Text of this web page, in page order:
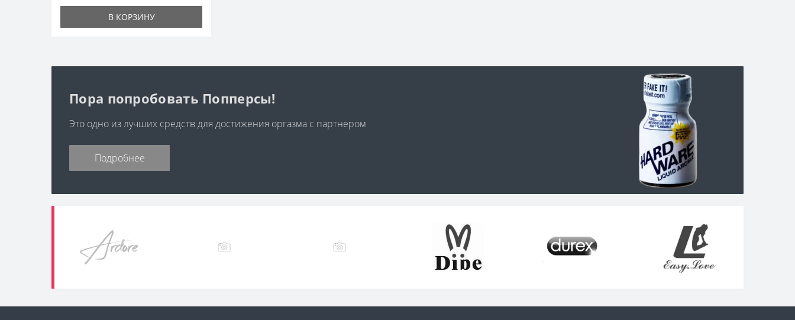
В КОРЗИНУ
Пора попробовать Попперсы!
Это одно из лучших средств для достижения оргазма с партнером
Подробнее